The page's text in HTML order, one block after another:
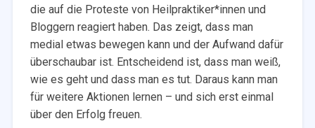
die auf die Proteste von Heilpraktiker*innen und
Bloggern reagiert haben. Das zeigt, dass man
medial etwas bewegen kann und der Aufwand dafür
überschaubar ist. Entscheidend ist, dass man weiß,
wie es geht und dass man es tut. Daraus kann man
für weitere Aktionen lernen – und sich erst einmal
über den Erfolg freuen.